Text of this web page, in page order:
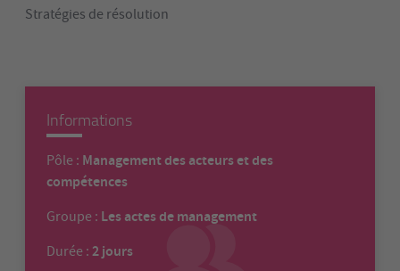
Stratégies de résolution
Informations
Pôle : Management des acteurs et des
compétences
Groupe : Les actes de management
Durée : 2 jours